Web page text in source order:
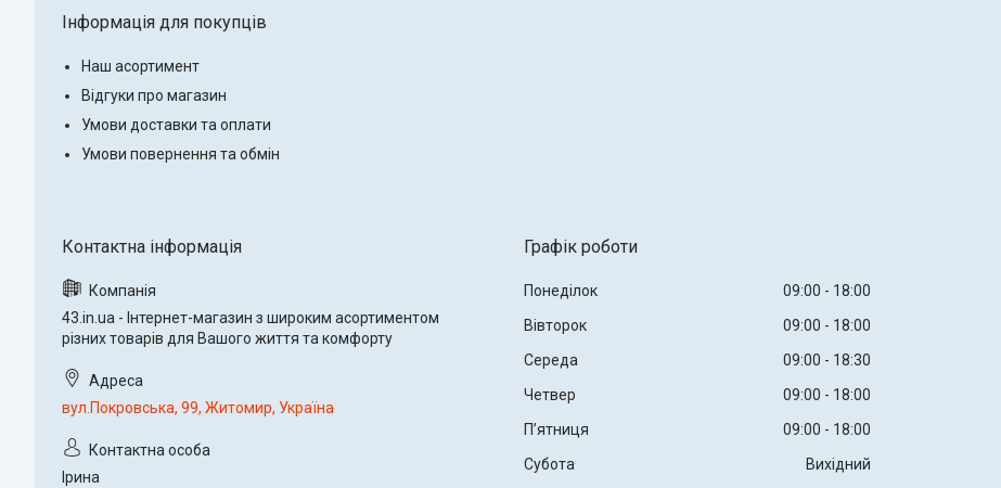
Інформація для покупців
Наш асортимент
Відгуки про магазин
Умови доставки та оплати
Умови повернення та обмін
43.in.ua - Інтернет-магазин з широким асортиментом
різних товарів для Вашого життя та комфорту
вул.Покровська, 99, Житомир, Україна
Ірина
Графік роботи
Понеділок 09:00
18:00
Вівторок
09:00
18:00
Середа
09:00
18:30
Четвер
09:00
18:00
Пʼятниця
09:00
18:00
Субота
Вихідний